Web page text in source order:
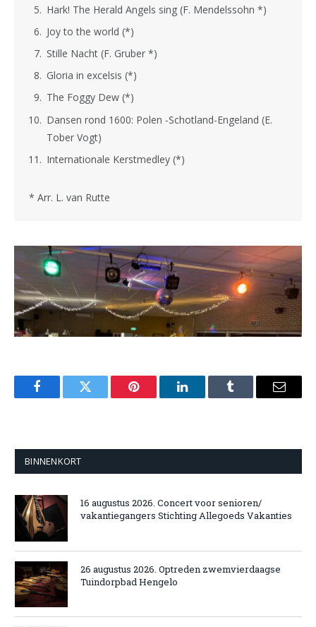
Hark! The Herald Angels sing (F. Mendelssohn *)
Joy to the world (*)
Stille Nacht (F. Gruber *)
Gloria in excelsis (*)
The Foggy Dew (*)
Dansen rond 1600: Polen -Schotland-Engeland (E.
Tober Vogt)
Internationale Kerstmedley (*)
* Arr. L. van Rutte
FacebookTwitter Pinterest LinkedInTumblr Email
BINNENKORT
16 augustus 2026. Concert voor senioren/
vakantiegangers Stichting Allegoeds Vakanties
26 augustus 2026. Optreden zwemvierdaagse
Tuindorpbad Hengelo